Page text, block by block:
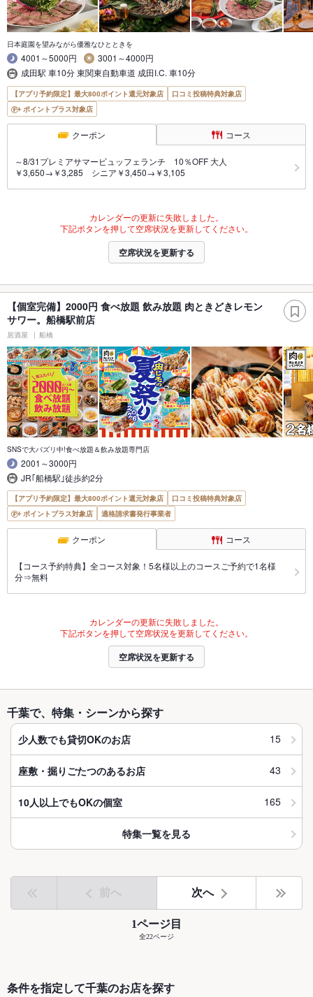
日本庭園を望みながら優雅なひとときを
4001～5000円
3001～4000円
成田駅 車10分 東関東自動車道 成田I.C. 車10分
【アプリ予約限定】最大800ポイント還元対象店
口コミ投稿特典対象店
ポイントプラス対象店
クーポン コース
～8/31プレミアサマービュッフェランチ 10％OFF 大人
￥3,650→￥3,285 シニア￥3,450→￥3,105
カレンダーの更新に失敗しました。
下記ボタンを押して空席状況を更新してください。
空席状況を更新する
【個室完備】2000円 食べ放題 飲み放題 肉ときどきレモン
サワー。船橋駅前店
居酒屋 船橋
SNSで大バズリ中!食べ放題＆飲み放題専門店
2001～3000円
JR｢船橋駅｣徒歩約2分
【アプリ予約限定】最大800ポイント還元対象店
口コミ投稿特典対象店
ポイントプラス対象店
適格請求書発行事業者
クーポン コース
【コース予約特典】全コース対象！5名様以上のコースご予約で1名様
分⇒無料
カレンダーの更新に失敗しました。
下記ボタンを押して空席状況を更新してください。
空席状況を更新する
千葉で、特集・シーンから探す
少人数でも貸切OKのお店 15
座敷・掘りごたつのあるお店 43
10人以上でもOKの個室 165
特集一覧を見る
前へ 次へ
1ページ目
全22ページ
条件を指定して千葉のお店を探す